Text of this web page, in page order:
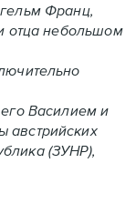
Франц,
отца небольшом
Василием и
австрийских
(ЗУНР),